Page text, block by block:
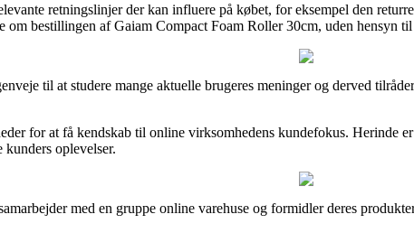
retningslinjer der kan influere på købet, for eksempel den
om bestillingen af Gaiam Compact Foam Roller 30cm, uden hensyn
til at studere mange aktuelle brugeres meninger og derved
for at få kendskab til online virksomhedens kundefokus. Herinde
oplevelser.
med en gruppe online varehuse og formidler deres